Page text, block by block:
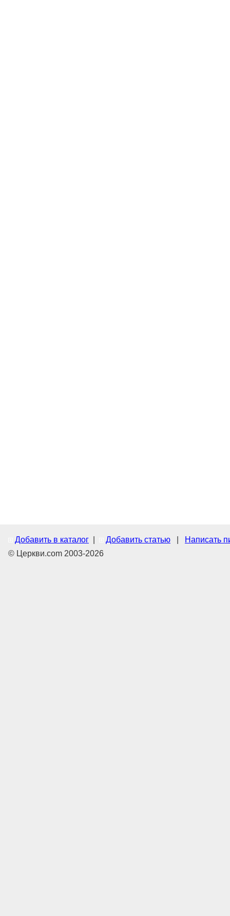
Добавить в каталог Добавить статью
Написать
© Церкви.com 2003-2026